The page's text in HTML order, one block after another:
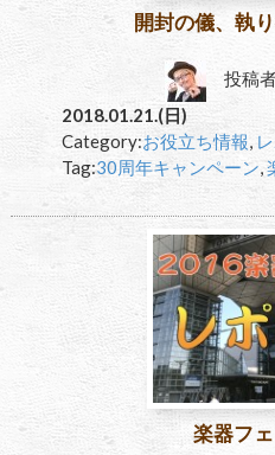
開封の儀、執
投稿者
2018.01.21.(日)
Category:お役立ち情報,
Tag:30周年キャンペーン,
楽器フ